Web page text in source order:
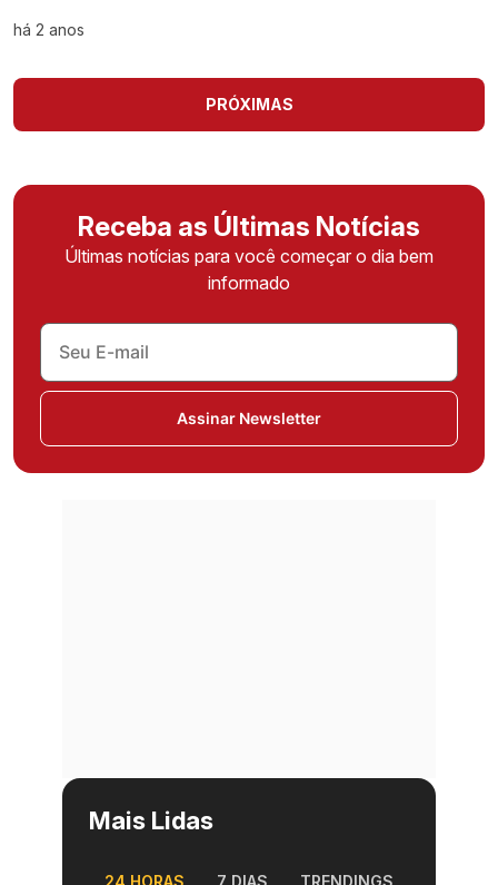
há 2 anos
PRÓXIMAS
Receba as Últimas Notícias
Últimas notícias para você começar o dia bem
informado
Assinar Newsletter
Mais Lidas
24 HORAS 7 DIAS TRENDINGS